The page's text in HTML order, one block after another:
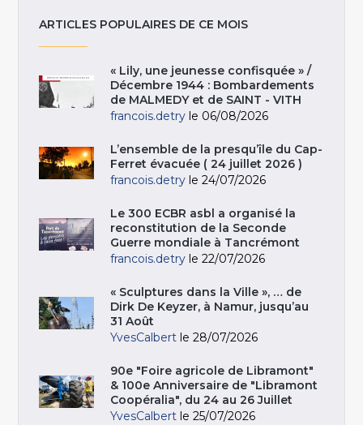
ARTICLES POPULAIRES DE CE MOIS
« Lily, une jeunesse confisquée » /
Décembre 1944 : Bombardements
de MALMEDY et de SAINT - VITH
francois.detry le 06/08/2026
L’ensemble de la presqu’île du Cap-
Ferret évacuée ( 24 juillet 2026 )
francois.detry le 24/07/2026
Le 300 ECBR asbl a organisé la
reconstitution de la Seconde
Guerre mondiale à Tancrémont
francois.detry le 22/07/2026
« Sculptures dans la Ville », … de
Dirk De Keyzer, à Namur, jusqu’au
31 Août
YvesCalbert le 28/07/2026
90e "Foire agricole de Libramont"
& 100e Anniversaire de "Libramont
Coopéralia", du 24 au 26 Juillet
YvesCalbert le 25/07/2026